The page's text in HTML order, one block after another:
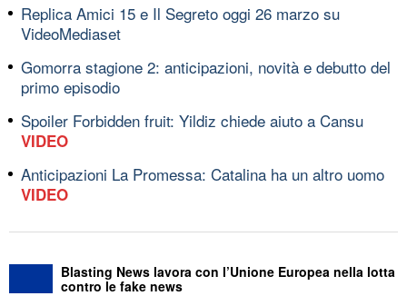
Replica Amici 15 e Il Segreto oggi 26 marzo su
VideoMediaset
Gomorra stagione 2: anticipazioni, novità e debutto del
primo episodio
Spoiler Forbidden fruit: Yildiz chiede aiuto a Cansu
VIDEO
Anticipazioni La Promessa: Catalina ha un altro uomo
VIDEO
Blasting News lavora con l’Unione Europea nella lotta
contro le fake news